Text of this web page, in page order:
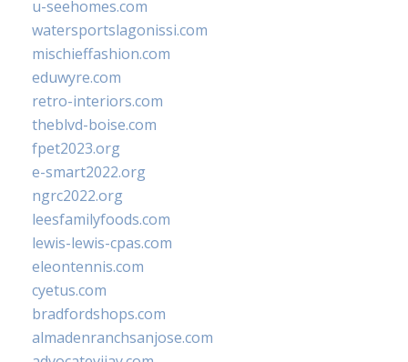
u-seehomes.com
watersportslagonissi.com
mischieffashion.com
eduwyre.com
retro-interiors.com
theblvd-boise.com
fpet2023.org
e-smart2022.org
ngrc2022.org
leesfamilyfoods.com
lewis-lewis-cpas.com
eleontennis.com
cyetus.com
bradfordshops.com
almadenranchsanjose.com